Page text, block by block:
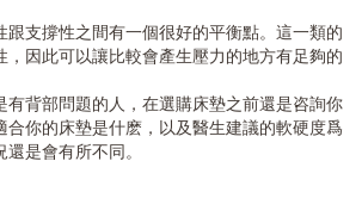
跟支撐性之間有一個很好的平衡點。這一類的
，因此可以讓比較會產生壓力的地方有足夠的
有背部問題的人，在選購床墊之前還是咨詢你
合你的床墊是什麽，以及醫生建議的軟硬度爲
還是會有所不同。